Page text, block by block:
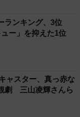
ランキング、3位
ー」を抑えた1位
ャスター、真っ赤な
劇 三山凌輝さんら